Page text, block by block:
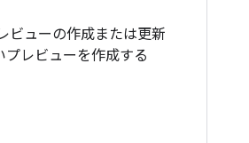
ビューの作成または更新
レビューを作成する